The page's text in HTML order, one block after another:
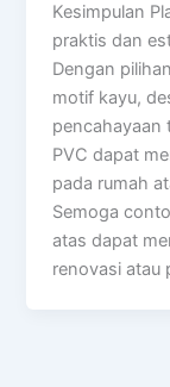
Kesimpulan
praktis dan
Dengan
motif kayu,
pencahayaan
PVC dapat
pada rumah
Semoga
atas dapat
renovasi atau